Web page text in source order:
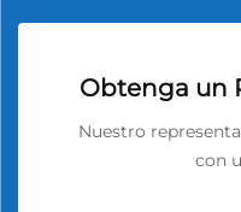
Obtenga un
Nuestro
con